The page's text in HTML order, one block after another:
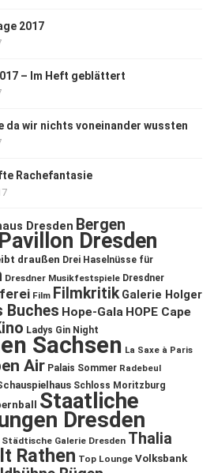
2017
– Im Heft geblättert
da wir nichts voneinander wussten
Rachefantasie
Dresden Bergen
Dresden
draußen Drei Haselnüsse für
Dresdner Musikfestspiele Dresdner
Film Filmkritik Galerie Holger
Buches Hope-Gala HOPE Cape
Ladys Gin Night
Sachsen La Saxe à Paris
Air Palais Sommer Radebeul
Schloss Moritzburg
Staatliche
Dresden
Städtische Galerie Dresden Thalia
Rathen Top Lounge Volksbank